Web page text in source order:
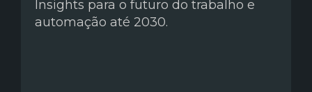
Insights para o futuro do trabalho e
automação até 2030.